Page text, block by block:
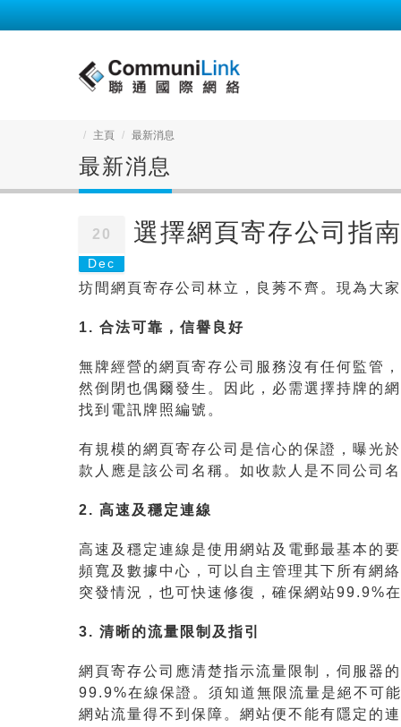
主頁 最新消息
最新消息
20
Dec
選擇網頁寄存公司指南
坊間網頁寄存公司林立，良莠不齊。現為大
1. 合法可靠，信譽良好
無牌經營的網頁寄存公司服務沒有任何監管
然倒閉也偶爾發生。因此，必需選擇持牌的
找到電訊牌照編號。
有規模的網頁寄存公司是信心的保證，曝光
款人應是該公司名稱。如收款人是不同公司
2. 高速及穩定連線
高速及穩定連線是使用網站及電郵最基本的
頻寬及數據中心，可以自主管理其下所有網
突發情況，也可快速修復，確保網站99.9%
3. 清晰的流量限制及指引
網頁寄存公司應清楚指示流量限制，伺服器
99.9%在線保證。須知道無限流量是絕不可
網站流量得不到保障。網站便不能有隱定的